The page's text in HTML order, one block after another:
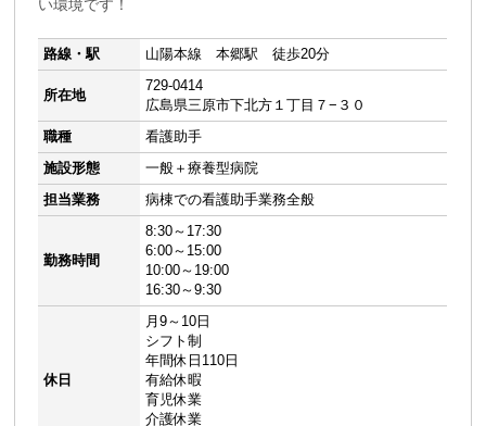
い環境です！
路線・駅 山陽本線 本郷駅 徒歩20分
所在地
729-0414
広島県三原市下北方１丁目７−３０
職種
看護助手
施設形態
一般＋療養型病院
担当業務
病棟での看護助手業務全般
勤務時間
8:30～17:30
6:00～15:00
10:00～19:00
16:30～9:30
休日
月9～10日
シフト制
年間休日110日
有給休暇
育児休業
介護休業